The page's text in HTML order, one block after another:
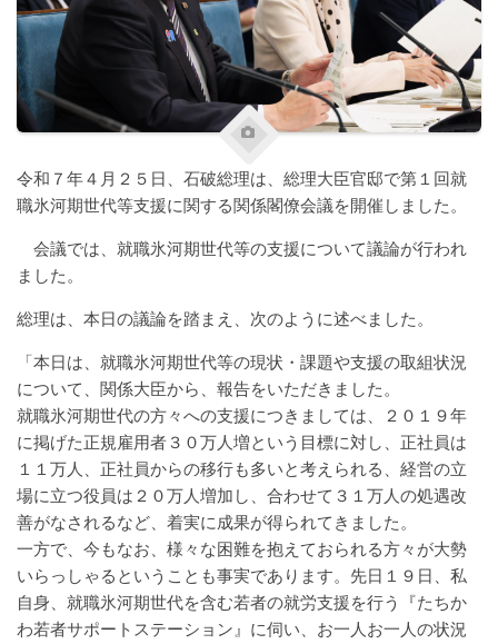
令和７年４月２５日、石破総理は、総理大臣官邸で第１回就
職氷河期世代等支援に関する関係閣僚会議を開催しました。
会議では、就職氷河期世代等の支援について議論が行われ
ました。
総理は、本日の議論を踏まえ、次のように述べました。
「本日は、就職氷河期世代等の現状・課題や支援の取組状況
について、関係大臣から、報告をいただきました。
就職氷河期世代の方々への支援につきましては、２０１９年
に掲げた正規雇用者３０万人増という目標に対し、正社員は
１１万人、正社員からの移行も多いと考えられる、経営の立
場に立つ役員は２０万人増加し、合わせて３１万人の処遇改
善がなされるなど、着実に成果が得られてきました。
一方で、今もなお、様々な困難を抱えておられる方々が大勢
いらっしゃるということも事実であります。先日１９日、私
自身、就職氷河期世代を含む若者の就労支援を行う『たちか
わ若者サポートステーション』に伺い、お一人お一人の状況